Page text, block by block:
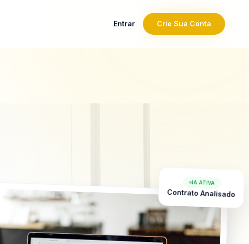
Entrar Crie Sua Conta
IA ATIVA
Contrato Analisado